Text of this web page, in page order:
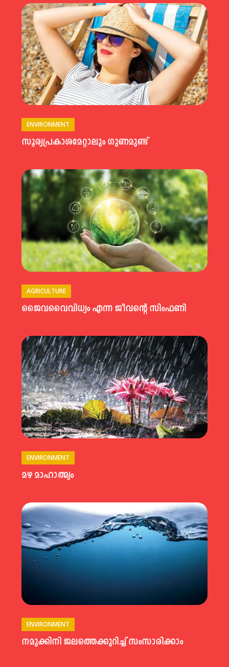
ENVIRONMENT
സൂര്യപ്രകാശമേറ്റാലും ഗുണമുണ്ട്
AGRICULTURE
ജൈവവൈവിധ്യം എന്ന ജീവന്റെ സിംഫണി
ENVIRONMENT
മഴ മാഹാത്മ്യം
ENVIRONMENT
നമുക്കിനി ജലത്തെക്കുറിച്ച് സംസാരിക്കാം